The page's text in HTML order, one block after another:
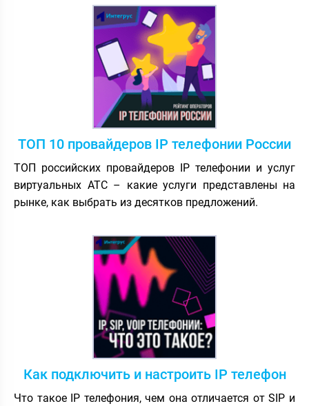
ТОП 10 провайдеров IP телефонии России
ТОП российских провайдеров IP телефонии и услуг
виртуальных АТС – какие услуги представлены на
рынке, как выбрать из десятков предложений.
Как подключить и настроить IP телефон
Что такое IP телефония, чем она отличается от SIP и